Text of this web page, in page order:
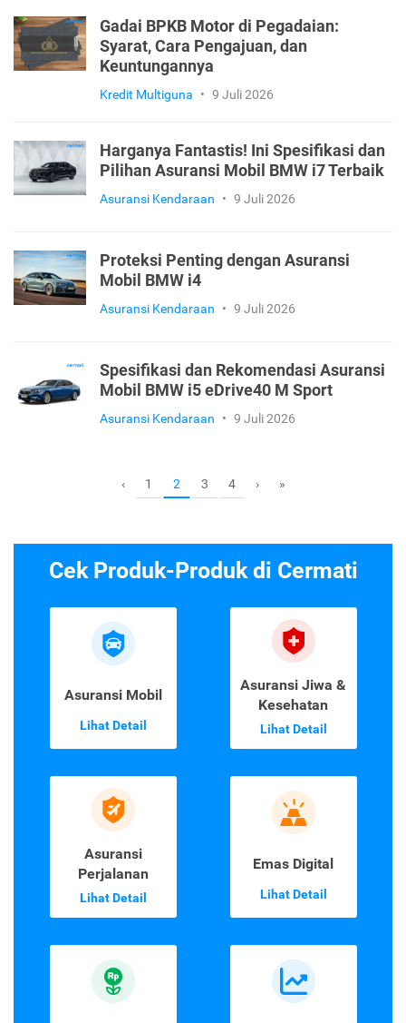
Gadai BPKB Motor di Pegadaian:
Syarat, Cara Pengajuan, dan
Keuntungannya
Kredit Multiguna • 9 Juli 2026
Harganya Fantastis! Ini Spesifikasi dan
Pilihan Asuransi Mobil BMW i7 Terbaik
Asuransi Kendaraan • 9 Juli 2026
Proteksi Penting dengan Asuransi
Mobil BMW i4
Asuransi Kendaraan • 9 Juli 2026
Spesifikasi dan Rekomendasi Asuransi
Mobil BMW i5 eDrive40 M Sport
Asuransi Kendaraan • 9 Juli 2026
‹ 1 2 3 4 › »
Cek Produk-Produk di Cermati
Asuransi Mobil
Lihat Detail
Asuransi Jiwa &
Kesehatan
Lihat Detail
Asuransi
Perjalanan
Lihat Detail
Emas Digital
Lihat Detail